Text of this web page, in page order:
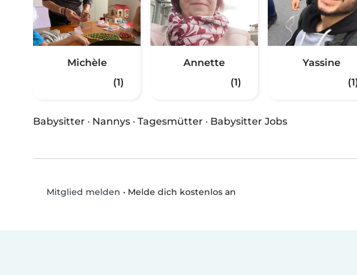
Michèle
(1)
Annette
(1)
Yassine
Babysitter · Nannys · Tagesmütter · Babysitter Jobs
Mitglied melden • Melde dich kostenlos an